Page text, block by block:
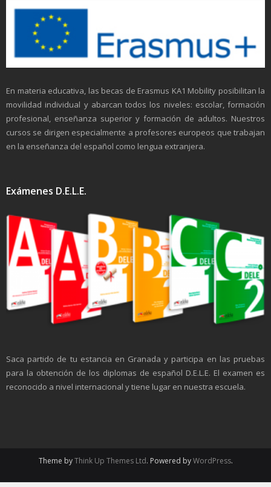
En materia educativa, las becas de Erasmus KA1 Mobility posibilitan la
movilidad individual y abarcan todos los niveles: escolar, formación
profesional, enseñanza superior y formación de adultos. Nuestros
cursos se dirigen especialmente a profesores europeos que trabajan
en la enseñanza del español como lengua extranjera.
Exámenes D.E.L.E.
Saca partido de tu estancia en Granada y participa en las pruebas
para la obtención de los diplomas de español D.E.L.E. El examen es
reconocido a nivel internacional y tiene lugar en nuestra escuela.
Theme byThink Up Themes Ltd. Powered byWordPress.